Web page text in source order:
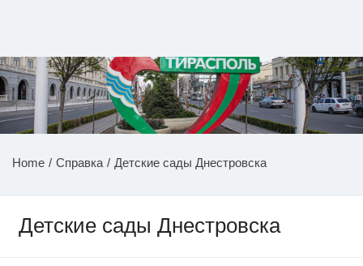
НОВОСТИ ПРИДНЕСТРОВЬЯ
Home Справка Детские сады Днестровска
Детские сады Днестровска